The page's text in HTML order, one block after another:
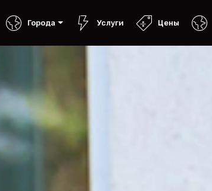
Города Услуги Цены